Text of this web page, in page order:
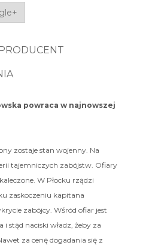
powraca w najnowszej
zostaje stan wojenny. Na
tajemniczych zabójstw. Ofiary
W Płocku rządzi
zaskoczeniu kapitana
zabójcy. Wśród ofiar jest
stąd naciski władz, żeby za
za cenę dogadania się z